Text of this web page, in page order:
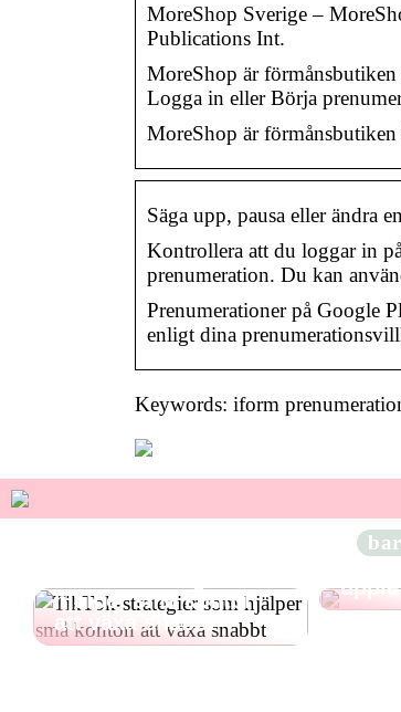
MoreShop Sverige –
Publications Int.
MoreShop är
Logga in eller Börja
MoreShop är
Säga upp, pausa eller ändra
Kontrollera att du loggar in
prenumeration. Du kan
Prenumerationer på Google
enligt dina
Keywords: iform
hjälper små konton
att växa snabbt